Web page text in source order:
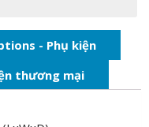
- Phụ kiện
thương mại